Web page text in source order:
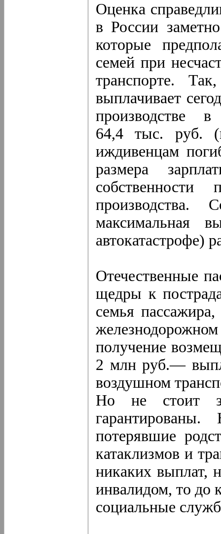
Оценка
в России
которые
семей при
транспорте.
выплачивает
производстве в
64,4 тыс. руб.
иждивенцам
размера
максимальная
автокатастрофе)
Отечественные
щедры к
семья
железнодорожном
получение
2 млн руб.—
воздушном
Но не стоит
потерявшие
катаклизмов и
никаких выплат,
инвалидом, то до
социальные